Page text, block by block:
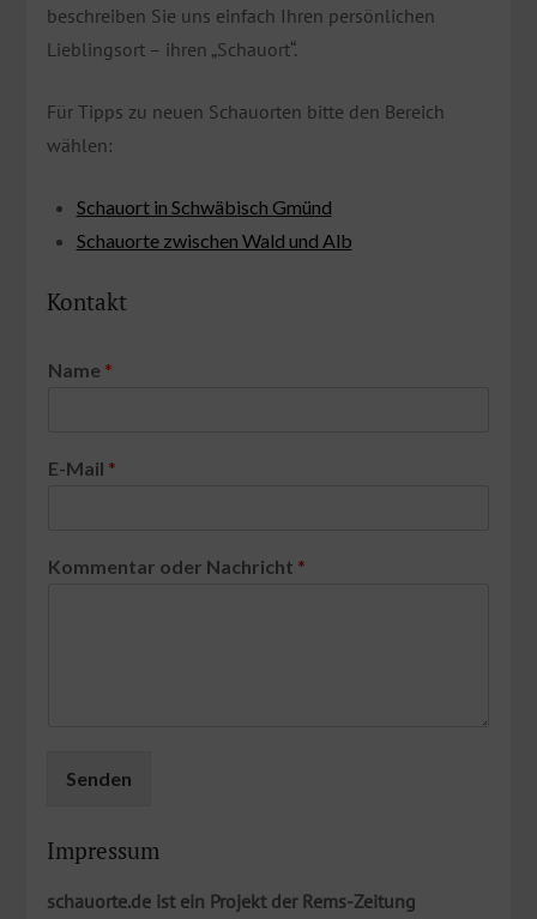
beschreiben Sie uns einfach Ihren persönlichen
Lieblingsort – ihren „Schauort“.
Für Tipps zu neuen Schauorten bitte den Bereich
wählen:
Schauort in Schwäbisch Gmünd
Schauorte zwischen Wald und Alb
Kontakt
Name *
E-Mail *
Kommentar oder Nachricht *
Senden
Impressum
schauorte.de ist ein Projekt der Rems-​Zeitung